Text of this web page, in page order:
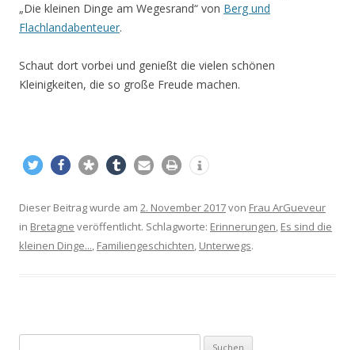
„Die kleinen Dinge am Wegesrand“ von Berg und
Flachlandabenteuer.
Schaut dort vorbei und genießt die vielen schönen
Kleinigkeiten, die so große Freude machen.
Dieser Beitrag wurde am 2. November 2017von Frau ArGueveur
in Bretagne veröffentlicht. Schlagworte: Erinnerungen, Es sind die
kleinen Dinge..., Familiengeschichten, Unterwegs.